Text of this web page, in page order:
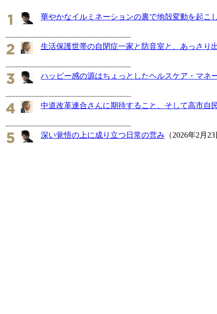
華やかなイルミネーションの裏で地殻変動を起こ
生活保護世帯の自閉症一家と防音室と、あっさり
ハッピー感の源はちょっとしたヘルスケア・マネ
中道改革連合さんに期待すること、そして高市自
深い覚悟の上に成り立つ日常の営み （2026年2月